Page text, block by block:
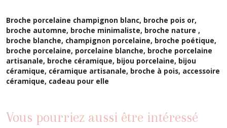
Broche porcelaine champignon blanc, broche pois or,
broche automne, broche minimaliste, broche nature ,
broche blanche, champignon porcelaine, broche poétique,
broche porcelaine, porcelaine blanche, broche porcelaine
artisanale, broche céramique, bijou porcelaine, bijou
céramique, céramique artisanale, broche à pois, accessoire
céramique, cadeau pour elle
Vous pourriez aussi être intéressé